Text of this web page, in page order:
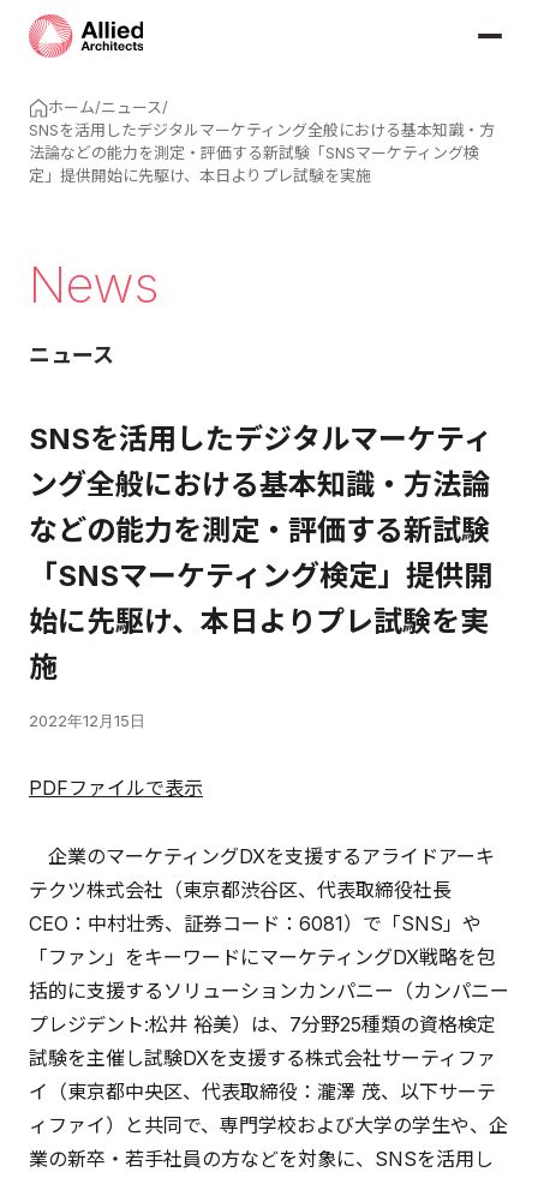
ホーム/ニュース/
SNSを活用したデジタルマーケティング全般における基本知識・方
法論などの能力を測定・評価する新試験「SNSマーケティング検
定」提供開始に先駆け、本日よりプレ試験を実施
News
ニュース
SNSを活用したデジタルマーケティ
ング全般における基本知識・方法論
などの能力を測定・評価する新試験
「SNSマーケティング検定」提供開
始に先駆け、本日よりプレ試験を実
施
2022年12月15日
PDFファイルで表示
企業のマーケティングDXを支援するアライドアーキ
テクツ株式会社（東京都渋谷区、代表取締役社長
CEO：中村壮秀、証券コード：6081）で「SNS」や
「ファン」をキーワードにマーケティングDX戦略を包
括的に支援するソリューションカンパニー（カンパニー
プレジデント:松井 裕美）は、7分野25種類の資格検定
試験を主催し試験DXを支援する株式会社サーティファ
イ（東京都中央区、代表取締役：瀧澤 茂、以下サーテ
ィファイ）と共同で、専門学校および大学の学生や、企
業の新卒・若手社員の方などを対象に、SNSを活用し